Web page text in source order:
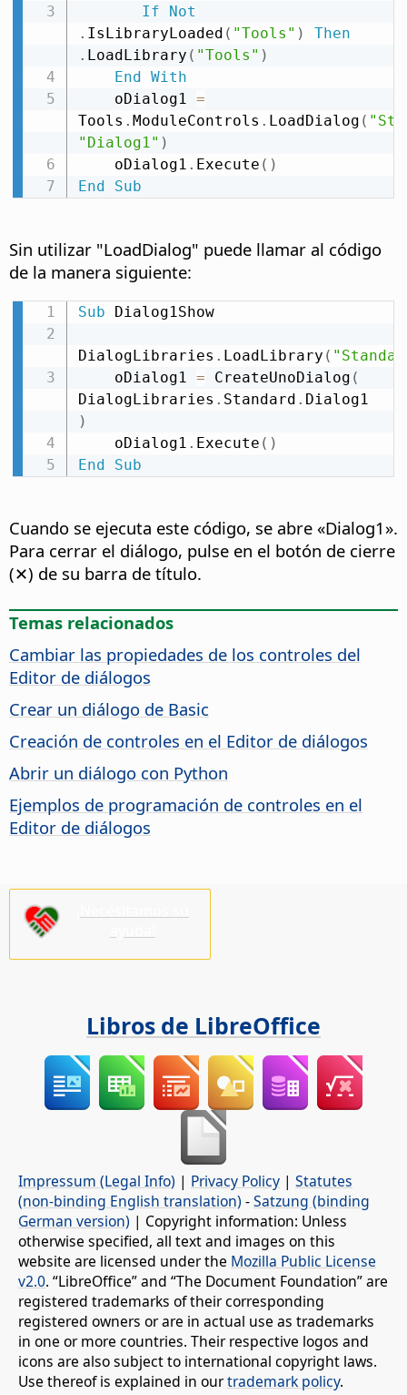
If
Not
. IsLibraryLoaded ( "Tools" )
Then
. LoadLibrary ( "Tools" )
End
With
    oDialog1
=
Tools . ModuleControls . LoadDialog (
"Dialog1" )
    oDialog1
. Execute ( )
End
Sub
Sin utilizar "LoadDialog" puede llamar al código
de la manera siguiente:
Sub Dialog1Show
DialogLibraries . LoadLibrary (
    oDialog1
= CreateUnoDialog (
DialogLibraries . Standard .
)
    oDialog1
. Execute ( )
End
Sub
Cuando se ejecuta este código, se abre «Dialog1».
Para cerrar el diálogo, pulse en el botón de cierre
(✕) de su barra de título.
Temas relacionados
Cambiar las propiedades de los controles del
Editor de diálogos
Crear un diálogo de Basic
Creación de controles en el Editor de diálogos
Abrir un diálogo con Python
Ejemplos de programación de controles en el
Editor de diálogos
Libros de LibreOffice
Impressum (Legal Info) | Privacy Policy | Statutes
(non-binding English translation) -Satzung (binding
German version) | Copyright information: Unless
otherwise specified, all text and images on this
website are licensed under the Mozilla Public License
v2.0. “LibreOffice” and “The Document Foundation” are
registered trademarks of their corresponding
registered owners or are in actual use as trademarks
in one or more countries. Their respective logos and
icons are also subject to international copyright laws.
Use thereof is explained in ourtrademark policy.